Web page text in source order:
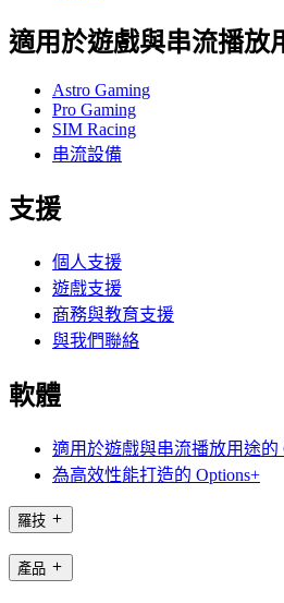
適用於遊戲與串流播放
Astro Gaming
Pro Gaming
SIM Racing
串流設備
支援
個人支援
遊戲支援
商務與教育支援
與我們聯絡
軟體
適用於遊戲與串流播放用途的
為高效性能打造的 Options+
羅技
產品